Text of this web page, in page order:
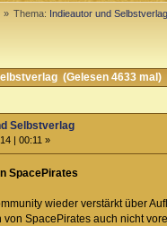
» Thema: Indieautor und Selbstverlag
(Gelesen 4633 mal)
Selbstverlag
| 00:11 »
SpacePirates
wieder verstärkt über
von SpacePirates auch nicht